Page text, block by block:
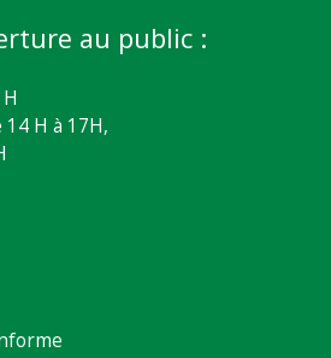
au public :
H à 17H,